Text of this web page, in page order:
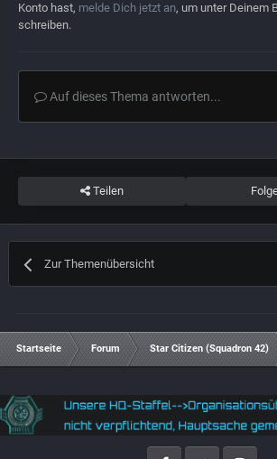
Konto hast, melde Dich jetzt an, um unter Deinem
schreiben.
Auf dieses Thema antworten...
Teilen
Zur Themenübersicht
Startseite Forum Star Citizen (Squadron 42)